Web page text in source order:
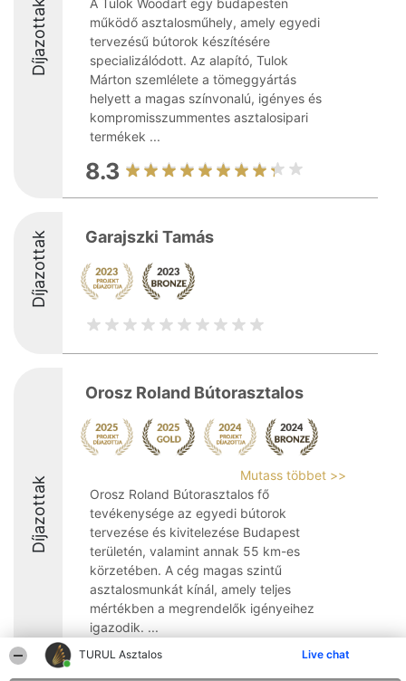
TURUL Asztalos Live chat
Díjazottak
A Tulok Woodart egy budapesten
működő asztalosműhely, amely egyedi
tervezésű bútorok készítésére
specializálódott. Az alapító, Tulok
Márton szemlélete a tömeggyártás
helyett a magas színvonalú, igényes és
kompromisszummentes asztalosipari
termékek ...
8.3
Díjazottak Garajszki Tamás
Díjazottak
Orosz Roland Bútorasztalos
Mutass többet >>
Orosz Roland Bútorasztalos fő
tevékenysége az egyedi bútorok
tervezése és kivitelezése Budapest
területén, valamint annak 55 km-es
körzetében. A cég magas szintű
asztalosmunkát kínál, amely teljes
mértékben a megrendelők igényeihez
igazodik. ...
8.9